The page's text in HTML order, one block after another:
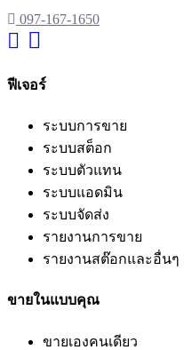
097-167-1650
ฟีเจอร์
ระบบการขาย
ระบบสต็อก
ระบบตัวแทน
ระบบแอดมิน
ระบบจัดส่ง
รายงานการขาย
รายงานสต๊อกและอื่นๆ
ขายในแบบคุณ
ขายเองคนเดียว